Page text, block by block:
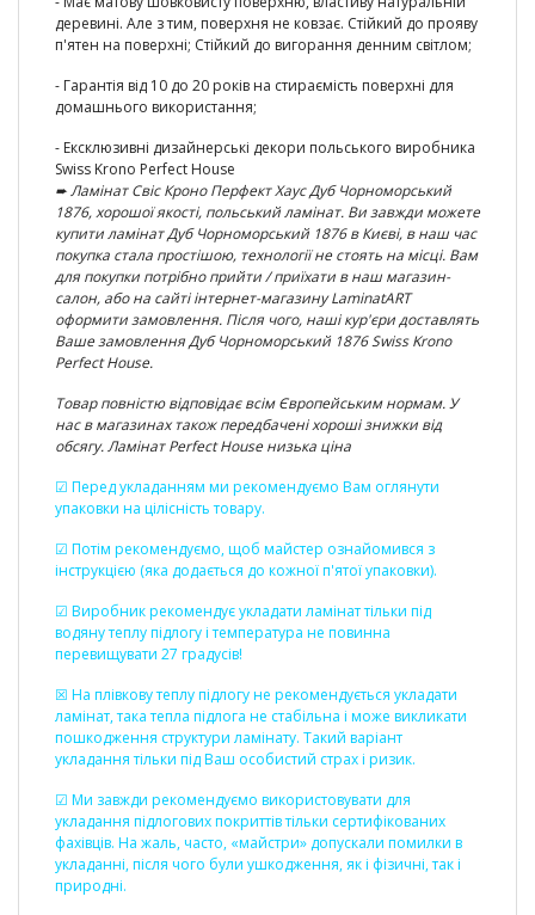
деревині. Але з тим, поверхня не ковзає. Стійкий до прояву
п'ятен на поверхні; Стійкий до вигорання денним світлом;
- Гарантія від 10 до 20 років на стираємість поверхні для
домашнього використання;
- Ексклюзивні дизайнерські декори польського виробника
Swiss Krono Perfect House
➨ ЛамінатСвіс Кроно Перфект Хаус Дуб Чорноморський
1876, хорошої якості, польський ламінат. Ви завжди можете
купити ламінатДуб Чорноморський 1876 в Києві, в наш час
покупка стала простішою, технології не стоять на місці. Вам
для покупки потрібно прийти / приїхати в наш магазин-
салон, або на сайті інтернет-магазину LaminatART
оформити замовлення. Після чого, наші кур'єри доставлять
Ваше замовленняДуб Чорноморський 1876 Swiss Krono
Perfect House.
Товар повністю відповідає всім Європейським нормам. У
нас в магазинах також передбачені хороші знижки від
обсягу. Ламінат Perfect House низька ціна
☑ Перед укладанням ми рекомендуємо Вам оглянути
упаковки на цілісність товару.
☑ Потім рекомендуємо, щоб майстер ознайомився з
інструкцією (яка додається до кожної п'ятої упаковки).
☑ Виробник рекомендує укладати ламінат тільки під
водяну теплу підлогу і температура не повинна
перевищувати 27 градусів!
☒ На плівкову теплу підлогу не рекомендується укладати
ламінат, така тепла підлога не стабільна і може викликати
пошкодження структури ламінату. Такий варіант
укладання тільки під Ваш особистий страх і ризик.
☑ Ми завжди рекомендуємо використовувати для
укладання підлогових покриттів тільки сертифікованих
фахівців. На жаль, часто, «майстри» допускали помилки в
укладанні, після чого були ушкодження, як і фізичні, так і
природні.